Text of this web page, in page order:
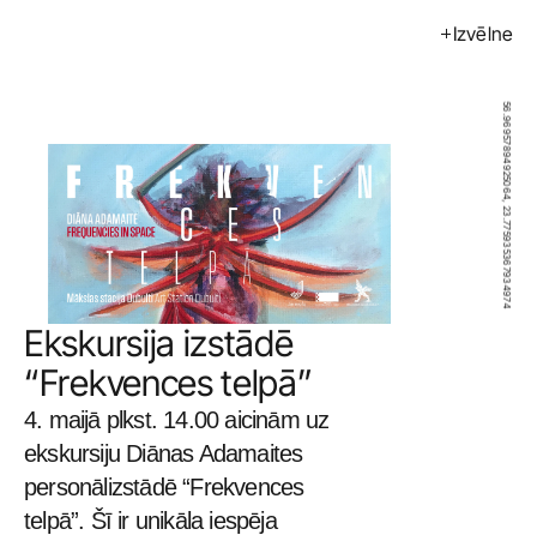
Izvēlne
Pasākumi
Mākslinieki
Kalendārs
Pirkt
Par mums
Kontakti
ENG
Ekskursija izstādē
“Frekvences telpā”
4. maijā plkst. 14.00 aicinām uz
ekskursiju Diānas Adamaites
personālizstādē “Frekvences
telpā”. Šī ir unikāla iespēja
56.96957894925064, 23.775935367934974